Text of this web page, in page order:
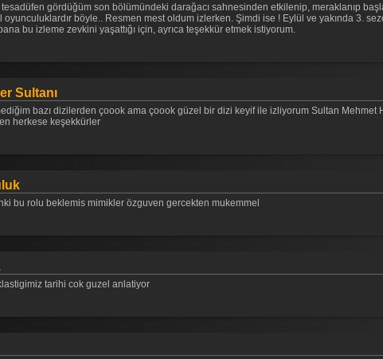
gördüğüm son bölümündeki darağacı sahnesinden etkilenip, meraklanıp
oyunculuklardır böyle.. Resmen mest oldum izlerken. Şimdi ise ! Eylül ve yakında 3.
bu izleme zevkini yaşattığı için, ayrıca teşekkür etmek istiyorum.
Sultanı
bazı dizilerden çoook ama çoook güzel bir dizi keyif ile izliyorum Sultan
herkese keşekkürler
bu rolu beklemis mimikler özguven gercekten mukemmel
tarihi cok guzel anlatiyor